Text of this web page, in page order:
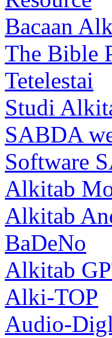
Bacaan
The Bible
Tetelestai
Studi
SABDA
Software
Alkitab
Alkitab
BaDeNo
Alkitab
Alki-TOP
Audio-